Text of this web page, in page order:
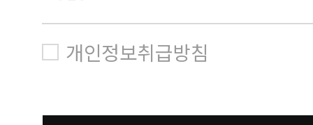
개인정보취급방침